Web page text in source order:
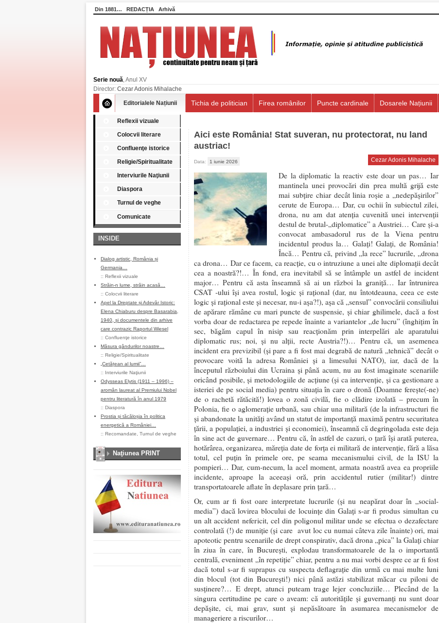
Din 1881… REDACȚIA Arhivă
Serie nouă, Anul XV
Director: Cezar Adonis Mihalache
Editorialele Națiunii Tichia de politician Firea românilor Puncte cardinale Dosarele Națiunii
Reflexii vizuale
Colocvii literare
Confluenţe istorice
Religie/Spiritualitate
Interviurile Naţiunii
Diaspora
Turnul de veghe
Comunicate
INSIDE
Dialog artistic, România și
Germania…
:: Reflexii vizuale
Străin-n lume, străin acasă…
:: Colocvii literare
Apel la Dreptate și Adevăr Istoric:
Elena Chiaburu despre Basarabia,
1940, și documentele din arhive
care contrazic Raportul Wiesel
:: Confluenţe istorice
Măsura gândurilor noastre…
:: Religie/Spiritualitate
„Cetățean al lumii”…
:: Interviurile Naţiunii
Odysseas Elytis (1911 – 1996) –
aromân laureat al Premiului Nobel
pentru literatură în anul 1979
:: Diaspora
Prostia și tăcăloșia în politica
energetică a României…
:: Recomandate Turnul de veghe
Naţiunea PRINT
Aici este România! Stat suveran, nu protectorat, nu land
austriac!
Data: 1 iunie 2026 Cezar Adonis Mihalache
De la diplomatic la reactiv este doar un pas… Iar
mantinela unei provocări din prea multă grijă este
mai subțire chiar decât linia roșie a „nedepășirilor”
cerute de Europa… Dar, cu ochii în subiectul zilei,
drona, nu am dat atenția cuvenită unei intervenții
destul de brutal-„diplomatice” a Austriei… Care și-a
convocat ambasadorul rus de la Viena pentru
incidentul produs la… Galați! Galați, de România!
Încă… Pentru că, privind „la rece” lucrurile, „drona
ca drona… Dar ce facem, ca reacție, cu o intruziune a unei alte diplomații decât
cea a noastră?!… În fond, era inevitabil să se întâmple un astfel de incident
major… Pentru că asta înseamnă să ai un război la graniță… Iar întrunirea
CSAT -ului își avea rostul, logic și rațional (dar, nu întotdeauna, ceea ce este
logic și rațional este și necesar, nu-i așa?!), așa că „sensul” convocării consiliului
de apărare rămâne cu mari puncte de suspensie, și chiar ghilimele, dacă a fost
vorba doar de redactarea pe repede înainte a variantelor „de lucru” (înghițim în
sec, băgăm capul în nisip sau reacționăm prin interpelări ale aparatului
diplomatic rus; noi, și nu alții, recte Austria?!)… Pentru că, un asemenea
incident era previzibil (și pare a fi fost mai degrabă de natură „tehnică” decât o
provocare voită la adresa României și a limesului NATO), iar, dacă de la
începutul războiului din Ucraina și până acum, nu au fost imaginate scenariile
oricând posibile, și metodologiile de acțiune (și ca intervenție, și ca gestionare a
isteriei de pe social media) pentru situația în care o dronă (Doamne ferește(-ne)
de o rachetă rătăcită!) lovea o zonă civilă, fie o clădire izolată – precum în
Polonia, fie o aglomerație urbană, sau chiar una militară (de la infrastructuri fie
și abandonate la unități având un statut de importanță maximă pentru securitatea
țării, a populației, a industriei și economiei), înseamnă că degringolada este deja
în sine act de guvernare… Pentru că, în astfel de cazuri, o țară își arată puterea,
hotărârea, organizarea, măreția date de forța ei militară de intervenție, fără a lăsa
totul, cel puțin în primele ore, pe seama mecanismului civil, de la ISU la
pompieri… Dar, cum-necum, la acel moment, armata noastră avea ea propriile
incidente, aproape la aceeași oră, prin accidentul rutier (militar!) dintre
transportatoarele aflate în deplasare prin țară…
Or, cum ar fi fost oare interpretate lucrurile (și nu neapărat doar în „social-
media”) dacă lovirea blocului de locuințe din Galați s-ar fi produs simultan cu
un alt accident nefericit, cel din poligonul militar unde se efectua o dezafectare
controlată (!) de muniție (și care avut loc cu numai câteva zile înainte) ori, mai
apoteotic pentru scenariile de drept conspirativ, dacă drona „pica” la Galați chiar
în ziua în care, în București, explodau transformatoarele de la o importantă
centrală, eveniment „în repetiție” chiar, pentru a nu mai vorbi despre ce ar fi fost
dacă totul s-ar fi suprapus cu suspecta deflagrație din urmă cu mai multe luni
din blocul (tot din București!) nici până astăzi stabilizat măcar cu piloni de
susținere?… E drept, atunci puteam trage lejer concluziile… Plecând de la
singura certitudine pe care o aveam: că autoritățile și guvernanți nu sunt doar
depășite, ci, mai grav, sunt și nepăsătoare în asumarea mecanismelor de
manageriere a riscurilor…